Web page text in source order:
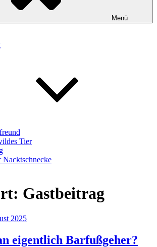
Menü
Tier
Nacktschnecke
Gastbeitrag
2025
eigentlich Barfußgeher?